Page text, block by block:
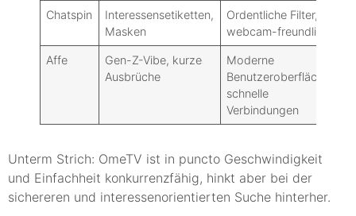
Chatspin
Interessensetiketten,
Masken
Ordentliche Filter,
webcam-freundlich
Affe
Gen-Z-Vibe, kurze
Ausbrüche
Moderne
Benutzeroberfläche,
schnelle
Verbindungen
Unterm Strich: OmeTV ist in puncto Geschwindigkeit
und Einfachheit konkurrenzfähig, hinkt aber bei der
sichereren und interessenorientierten Suche hinterher.